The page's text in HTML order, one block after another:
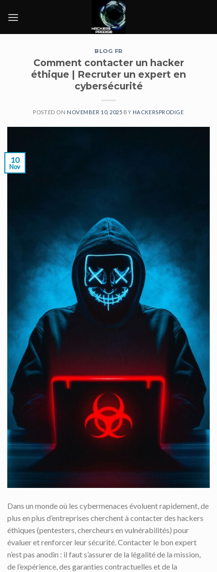
BLOG FR
Comment contacter un hacker
éthique | Recruter un expert en
cybersécurité
POSTED ON NOVEMBER 10, 2025 BY HACKERSPRODIGE
10
Nov
Dans un monde où les cybermenaces évoluent rapidement, de
plus en plus d’entreprises cherchent à contacter des hackers
éthiques (pentesters, chercheurs en vulnérabilités) pour
évaluer et renforcer leur sécurité. Contacter le bon expert
n’est pas anodin : il faut s’assurer de la légalité de la mission,
de l’expérience, des garanties contractuelles et de la